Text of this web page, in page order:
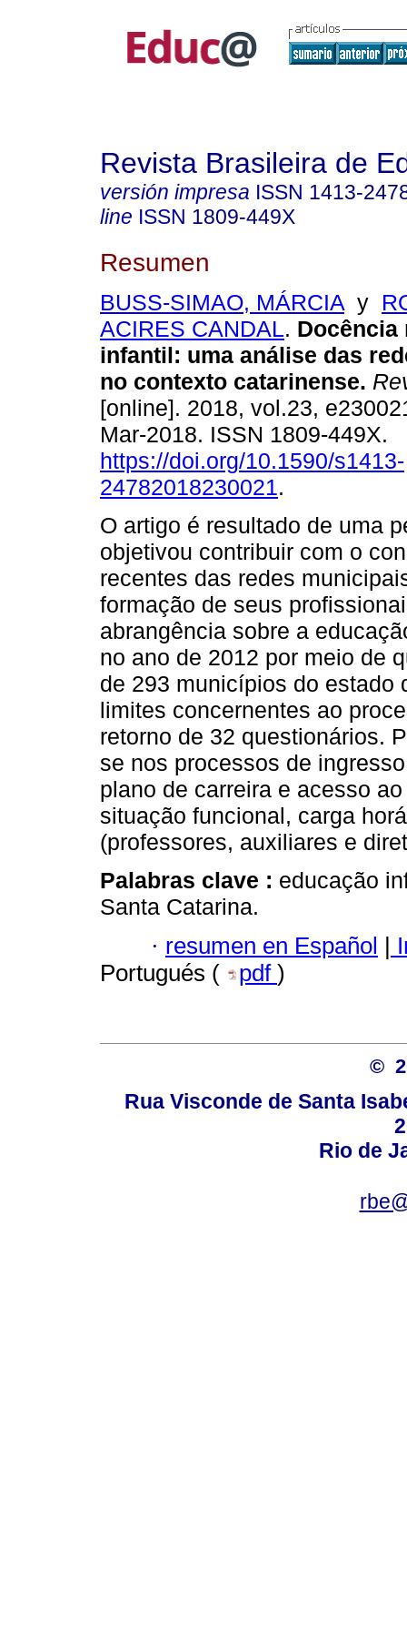
Revista Brasileira de
versión impresa ISSN 1413-
line ISSN 1809-449X
Resumen
BUSS-SIMAO, MÁRCIA y
ACIRES CANDAL. Docência
infantil: uma análise das
no contexto catarinense.
[online]. 2018, vol.23,
Mar-2018. ISSN 1809-449X.
https://doi.org/10.1590/s1413-
24782018230021.
O artigo é resultado de uma
objetivou contribuir com o
recentes das redes
formação de seus
abrangência sobre a
no ano de 2012 por meio de
de 293 municípios do estado
limites concernentes ao
retorno de 32 questionários.
se nos processos de
plano de carreira e acesso
situação funcional, carga
(professores, auxiliares e
Palabras clave : educação
Santa Catarina.
· resumen en Español |
Portugués (
pdf )
©
Rua Visconde de Santa
Rio de